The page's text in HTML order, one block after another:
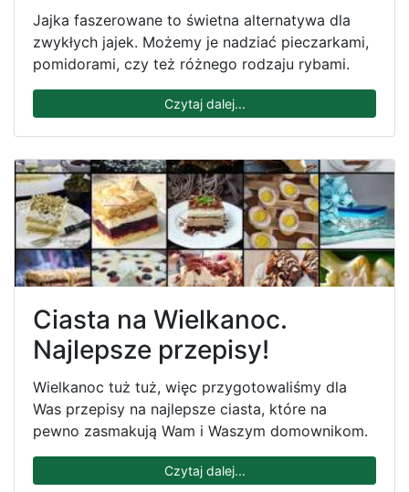
Jajka faszerowane to świetna alternatywa dla
zwykłych jajek. Możemy je nadziać pieczarkami,
pomidorami, czy też różnego rodzaju rybami.
Czytaj dalej...
Ciasta na Wielkanoc.
Najlepsze przepisy!
Wielkanoc tuż tuż, więc przygotowaliśmy dla
Was przepisy na najlepsze ciasta, które na
pewno zasmakują Wam i Waszym domownikom.
Czytaj dalej...